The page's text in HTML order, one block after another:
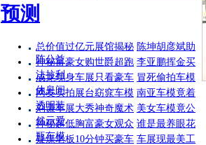
预测
总价值过亿元展馆揭秘 陈坤胡彦斌助
阵公益
神秘富豪女购世爵超跑 李亚鹏挥金买
法拉利
成龙现身车展只看豪车 冒死偷拍车模
休息间
网友实拍展台窈窕车模 南亚车模竟着
透明装
刘谦车展大秀神奇魔术 美女车模竟公
然示爱
神秘超低胸富豪女观众 谁是最养眼花
瓶车模
疑煤老板10分钟买豪车 车展现最美工